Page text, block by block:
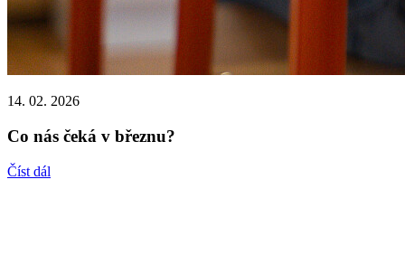
14. 02. 2026
Co nás čeká v březnu?
Číst dál